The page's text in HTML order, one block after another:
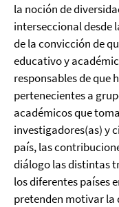
la noción de
interseccional desde
de la convicción de
educativo y
responsables de que
pertenecientes a
académicos que
investigadores(as) y
país, las
diálogo las distintas
los diferentes países
pretenden motivar la